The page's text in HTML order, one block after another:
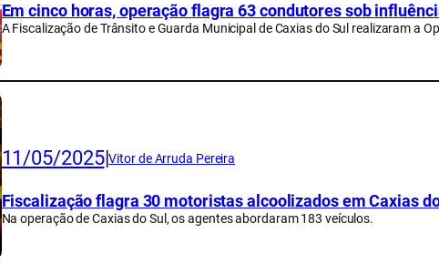
Em cinco horas, operação flagra 63 condutores sob
A Fiscalização de Trânsito e Guarda Municipal de Caxias do Sul realizaram a
11/05/2025|Vitor de Arruda Pereira
Fiscalização flagra 30 motoristas alcoolizados em Caxias do
Na operação de Caxias do Sul, os agentes abordaram 183 veículos.